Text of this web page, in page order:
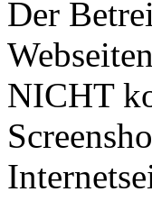
Der
NICHT